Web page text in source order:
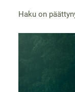
Haku on